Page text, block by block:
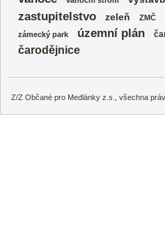
zastupitelstvo zeleň
ZMČ
zámecký park
územní plán
čarodějnice
Z/Z Občané pro Medlánky z.s., všechna